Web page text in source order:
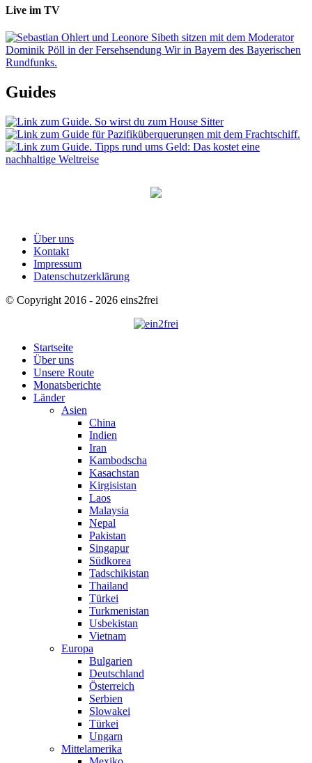
Live im TV
Guides
Über uns
Kontakt
Impressum
Datenschutzerklärung
© Copyright 2016 - 2026 eins2frei
Startseite
Über uns
Unsere Route
Monatsberichte
Länder
Asien
China
Indien
Iran
Kambodscha
Kasachstan
Kirgisistan
Laos
Malaysia
Nepal
Pakistan
Singapur
Südkorea
Tadschikistan
Thailand
Türkei
Turkmenistan
Usbekistan
Vietnam
Europa
Bulgarien
Deutschland
Österreich
Serbien
Slowakei
Türkei
Ungarn
Mittelamerika